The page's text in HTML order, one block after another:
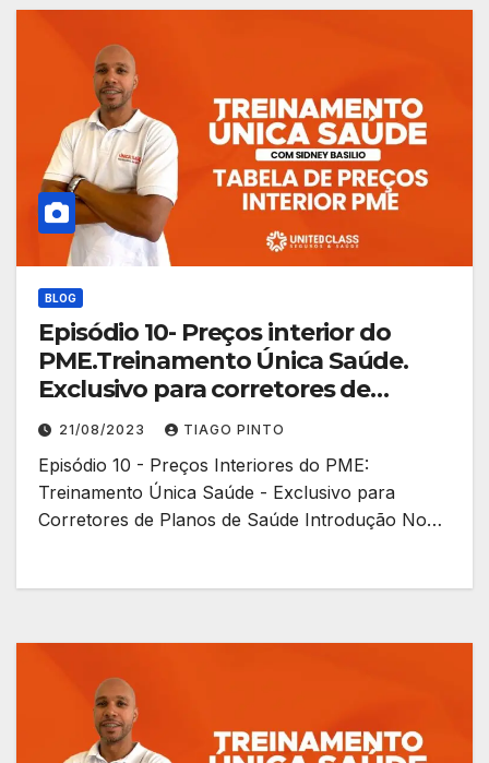
BLOG
Episódio 10- Preços interior do
PME.Treinamento Única Saúde.
Exclusivo para corretores de
planos.
21/08/2023 TIAGO PINTO
Episódio 10 - Preços Interiores do PME:
Treinamento Única Saúde - Exclusivo para
Corretores de Planos de Saúde Introdução No…